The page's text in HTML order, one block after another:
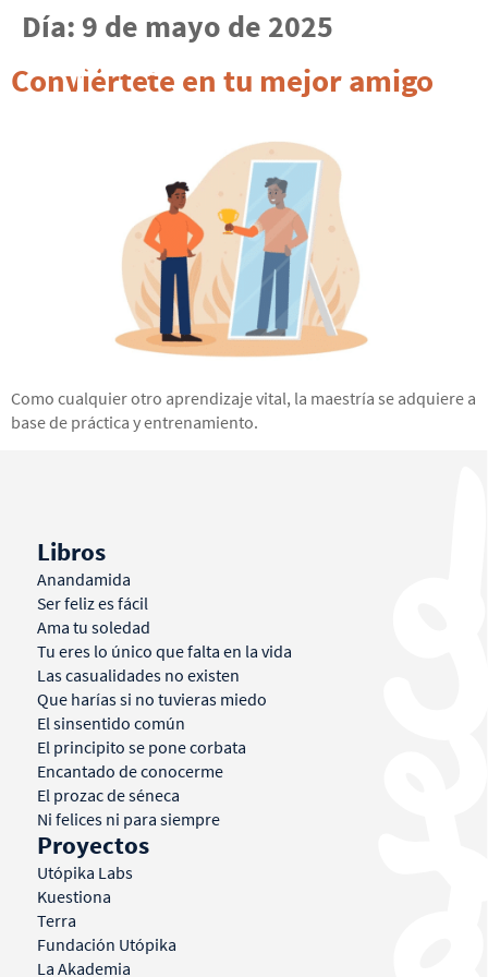
Día: 9 de mayo de 2025
Conviértete en tu mejor amigo
Como cualquier otro aprendizaje vital, la maestría se adquiere a
base de práctica y entrenamiento.
Libros
Anandamida
Ser feliz es fácil
Ama tu soledad
Tu eres lo único que falta en la vida
Las casualidades no existen
Que harías si no tuvieras miedo
El sinsentido común
El principito se pone corbata
Encantado de conocerme
El prozac de séneca
Ni felices ni para siempre
Proyectos
Utópika Labs
Kuestiona
Terra
Fundación Utópika
La Akademia